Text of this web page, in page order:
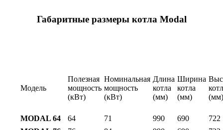
Габаритные размеры котла Modal
Модель
Полезная
мощность
(кВт)
Номинальная
мощность
(кВт)
Длина
котла
(мм)
Ширина
котла
(мм)
(мм)
MODAL 64 64 71 990 690
722